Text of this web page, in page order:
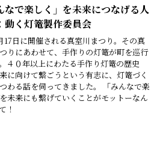
なで楽しく」を未来につなげる人
動く灯篭製作委員会
17日に開催される真室川まつり。その真
りにあわせて、手作りの灯篭が町を巡行
４０年以上にわたる手作り灯篭の歴史
に向けて繋ごうという有志に、灯篭づく
わる話を伺ってきました。 「みんなで楽
未来にも繋げていくことがモットーなん
！